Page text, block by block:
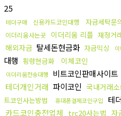
25
테더구매 신용카드코인대행 자금세탁문
이더리움사는곳 이더리움 리플 재정거
해외자금 탈세돈현금화 자금믹싱
대행 횡령현금화 이체코인
이더리움전송대행
비트코인판매사이트
테더개인거래 파이코인 국내거래
트코인사는방법
휴대폰결제코인구입 테
카드코인충전업체 trc20사는법 자